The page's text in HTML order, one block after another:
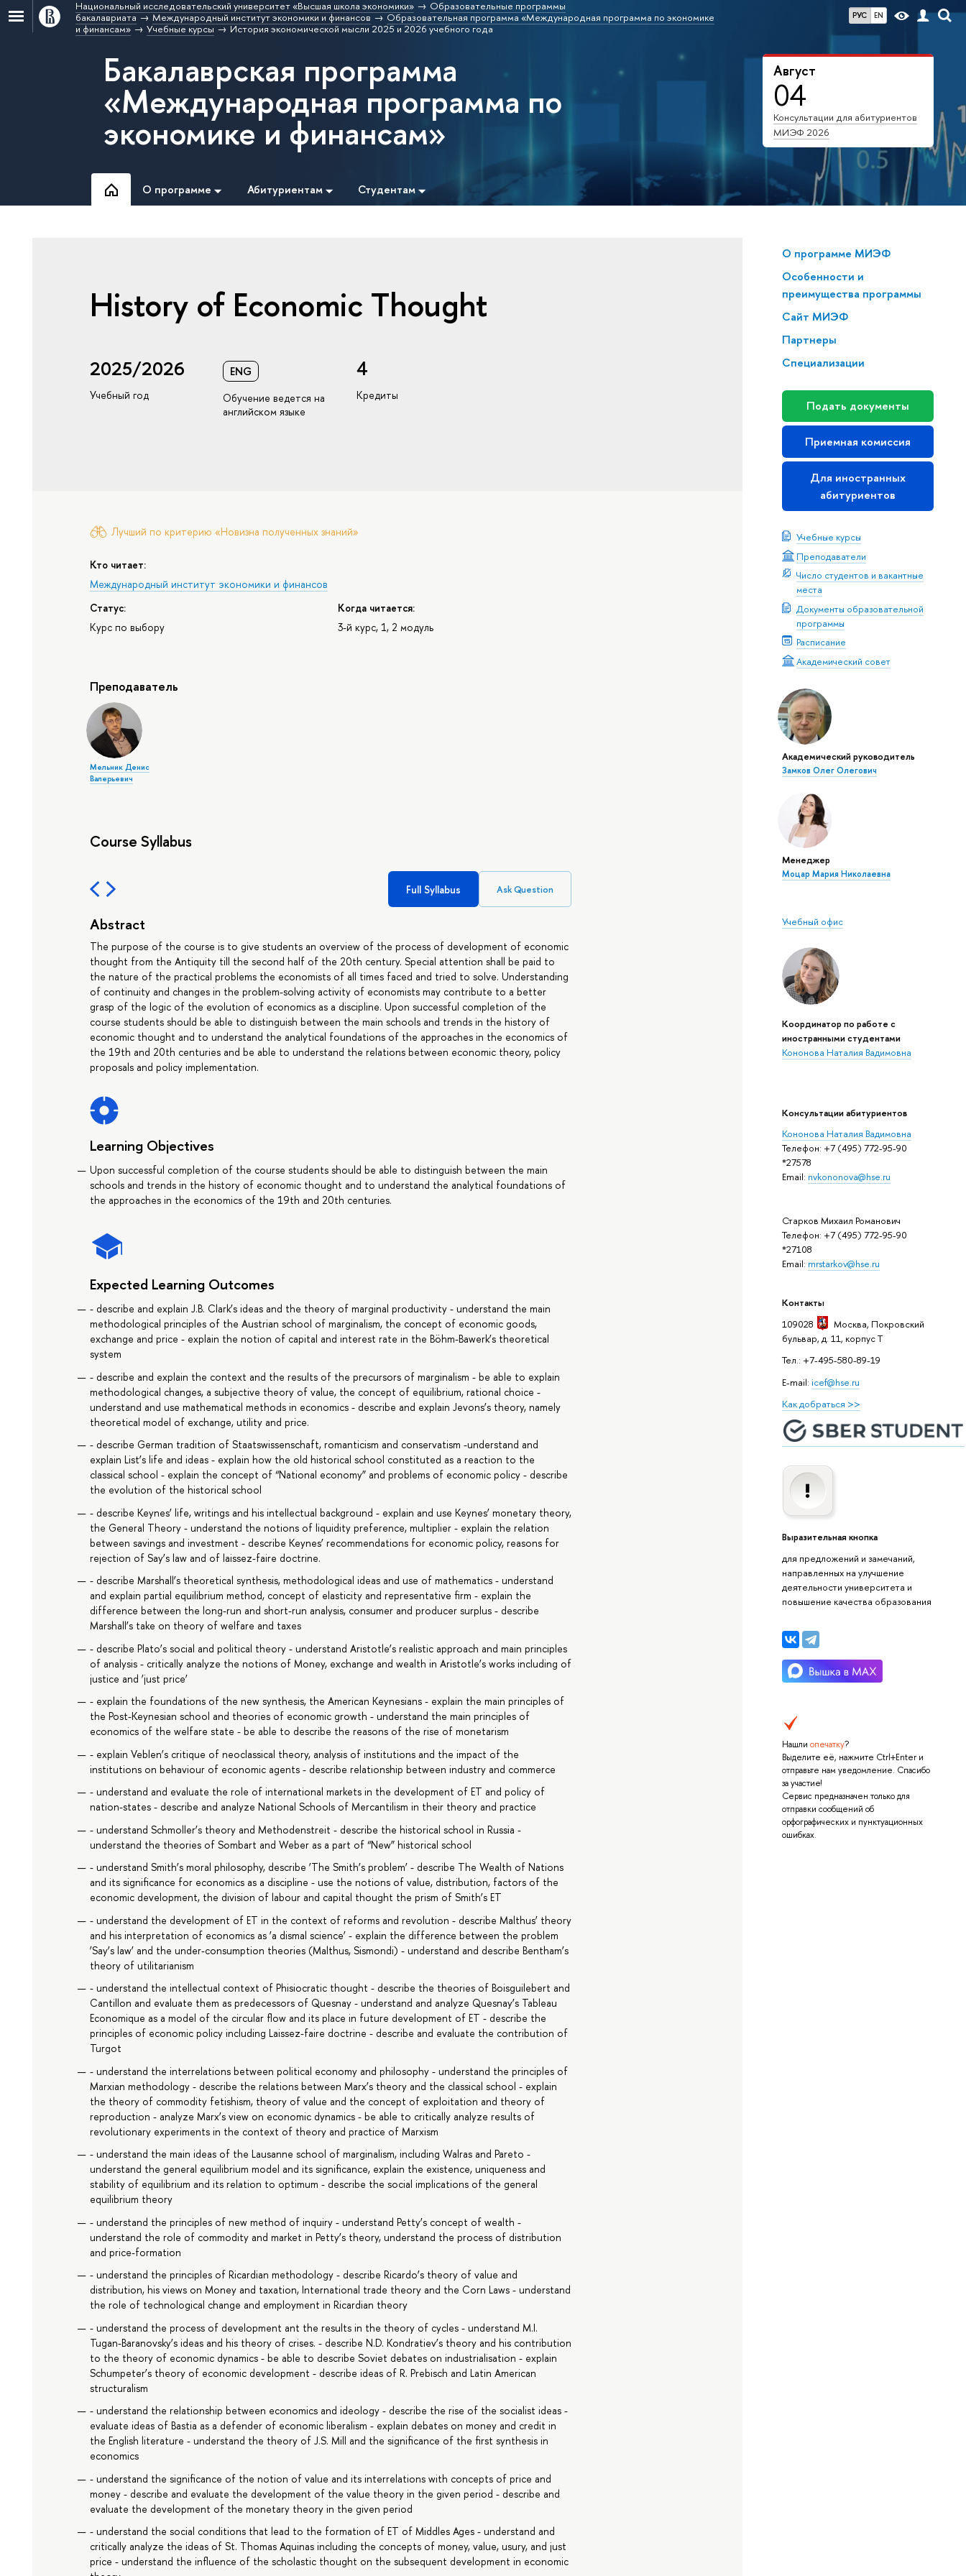
РУС EN
Национальный исследовательский университет «Высшая школа экономики»
Образовательные программы
бакалавриата
Международный институт экономики и финансов
Образовательная программа «Международная программа по экономике
и финансам»
Учебные курсы История экономической мысли 2025 и 2026 учебного года
Август
04
Консультации для абитуриентов
МИЭФ 2026
Бакалаврская программа
«Международная программа по
экономике и финансам»
О программе Абитуриентам Студентам
О программе МИЭФ
Особенности и
преимущества программы
Сайт МИЭФ
Партнеры
Специализации
Подать документы
Приемная комиссия
Для иностранных
абитуриентов
Учебные курсы
Преподаватели
Число студентов и вакантные
места
Документы образовательной
программы
Расписание
Академический совет
Академический руководитель
Замков Олег Олегович
Менеджер
Моцар Мария Николаевна
Учебный офис
Координатор по работе с
иностранными студентами
Кононова Наталия Вадимовна
Консультации абитуриентов
Кононова Наталия Вадимовна
Телефон: +7 (495) 772-95-90
*27578
Email: nvkononova@hse.ru
Старков Михаил Романович
Телефон: +7 (495) 772-95-90
*27108
Email: mrstarkov@hse.ru
Контакты
109028
Москва, Покровский
бульвар, д. 11, корпус T
Тел.: +7-495-580-89-19
E-mail: icef@hse.ru
Как добраться >>
Выразительная кнопка
для предложений и замечаний,
направленных на улучшение
деятельности университета и
повышение качества образования
Нашли опечатку?
Выделите её, нажмите Ctrl+Enter и
отправьте нам уведомление. Спасибо
за участие!
Сервис предназначен только для
отправки сообщений об
орфографических и пунктуационных
ошибках.
History of Economic Thought
2025/2026
Учебный год
ENG
Обучение ведется на
английском языке
4
Кредиты
Лучший по критерию «Новизна полученных знаний»
Кто читает:
Международный институт экономики и финансов
Статус:
Курс по выбору
Когда читается:
3-й курс, 1, 2 модуль
Преподаватель
Мельник Денис
Валерьевич
Course Syllabus
Full Syllabus Ask Question
Abstract
The purpose of the course is to give students an overview of the process of development of economic
thought from the Antiquity till the second half of the 20th century. Special attention shall be paid to
the nature of the practical problems the economists of all times faced and tried to solve. Understanding
of continuity and changes in the problem-solving activity of economists may contribute to a better
grasp of the logic of the evolution of economics as a discipline. Upon successful completion of the
course students should be able to distinguish between the main schools and trends in the history of
economic thought and to understand the analytical foundations of the approaches in the economics of
the 19th and 20th centuries and be able to understand the relations between economic theory, policy
proposals and policy implementation.
Learning Objectives
Upon successful completion of the course students should be able to distinguish between the main
schools and trends in the history of economic thought and to understand the analytical foundations of
the approaches in the economics of the 19th and 20th centuries.
Expected Learning Outcomes
- describe and explain J.B. Clark’s ideas and the theory of marginal productivity - understand the main
methodological principles of the Austrian school of marginalism, the concept of economic goods,
exchange and price - explain the notion of capital and interest rate in the Böhm-Bawerk’s theoretical
system
- describe and explain the context and the results of the precursors of marginalism - be able to explain
methodological changes, a subjective theory of value, the concept of equilibrium, rational choice -
understand and use mathematical methods in economics - describe and explain Jevons’s theory, namely
theoretical model of exchange, utility and price.
- describe German tradition of Staatswissenschaft, romanticism and conservatism -understand and
explain List’s life and ideas - explain how the old historical school constituted as a reaction to the
classical school - explain the concept of “National economy” and problems of economic policy - describe
the evolution of the historical school
- describe Keynes’ life, writings and his intellectual background - explain and use Keynes’ monetary theory,
the General Theory - understand the notions of liquidity preference, multiplier - explain the relation
between savings and investment - describe Keynes’ recommendations for economic policy, reasons for
rejection of Say’s law and of laissez-faire doctrine.
- describe Marshall’s theoretical synthesis, methodological ideas and use of mathematics - understand
and explain partial equilibrium method, concept of elasticity and representative firm - explain the
difference between the long-run and short-run analysis, consumer and producer surplus - describe
Marshall’s take on theory of welfare and taxes
- describe Plato’s social and political theory - understand Aristotle’s realistic approach and main principles
of analysis - critically analyze the notions of Money, exchange and wealth in Aristotle’s works including of
justice and ‘just price’
- explain the foundations of the new synthesis, the American Keynesians - explain the main principles of
the Post-Keynesian school and theories of economic growth - understand the main principles of
economics of the welfare state - be able to describe the reasons of the rise of monetarism
- explain Veblen’s critique of neoclassical theory, analysis of institutions and the impact of the
institutions on behaviour of economic agents - describe relationship between industry and commerce
- understand and evaluate the role of international markets in the development of ET and policy of
nation-states - describe and analyze National Schools of Mercantilism in their theory and practice
- understand Schmoller’s theory and Methodenstreit - describe the historical school in Russia -
understand the theories of Sombart and Weber as a part of “New” historical school
- understand Smith’s moral philosophy, describe ‘The Smith’s problem’ - describe The Wealth of Nations
and its significance for economics as a discipline - use the notions of value, distribution, factors of the
economic development, the division of labour and capital thought the prism of Smith’s ET
- understand the development of ET in the context of reforms and revolution - describe Malthus’ theory
and his interpretation of economics as ‘a dismal science’ - explain the difference between the problem
‘Say’s law’ and the under-consumption theories (Malthus, Sismondi) - understand and describe Bentham’s
theory of utilitarianism
- understand the intellectual context of Phisiocratic thought - describe the theories of Boisguilebert and
Cantillon and evaluate them as predecessors of Quesnay - understand and analyze Quesnay’s Tableau
Economique as a model of the circular flow and its place in future development of ET - describe the
principles of economic policy including Laissez-faire doctrine - describe and evaluate the contribution of
Turgot
- understand the interrelations between political economy and philosophy - understand the principles of
Marxian methodology - describe the relations between Marx’s theory and the classical school - explain
the theory of commodity fetishism, theory of value and the concept of exploitation and theory of
reproduction - analyze Marx’s view on economic dynamics - be able to critically analyze results of
revolutionary experiments in the context of theory and practice of Marxism
- understand the main ideas of the Lausanne school of marginalism, including Walras and Pareto -
understand the general equilibrium model and its significance, explain the existence, uniqueness and
stability of equilibrium and its relation to optimum - describe the social implications of the general
equilibrium theory
- understand the principles of new method of inquiry - understand Petty’s concept of wealth -
understand the role of commodity and market in Petty’s theory, understand the process of distribution
and price-formation
- understand the principles of Ricardian methodology - describe Ricardo’s theory of value and
distribution, his views on Money and taxation, International trade theory and the Corn Laws - understand
the role of technological change and employment in Ricardian theory
- understand the process of development ant the results in the theory of cycles - understand M.I.
Tugan-Baranovsky’s ideas and his theory of crises. - describe N.D. Kondratiev’s theory and his contribution
to the theory of economic dynamics - be able to describe Soviet debates on industrialisation - explain
Schumpeter’s theory of economic development - describe ideas of R. Prebisch and Latin American
structuralism
- understand the relationship between economics and ideology - describe the rise of the socialist ideas -
evaluate ideas of Bastia as a defender of economic liberalism - explain debates on money and credit in
the English literature - understand the theory of J.S. Mill and the significance of the first synthesis in
economics
- understand the significance of the notion of value and its interrelations with concepts of price and
money - describe and evaluate the development of the value theory in the given period - describe and
evaluate the development of the monetary theory in the given period
- understand the social conditions that lead to the formation of ET of Middles Ages - understand and
critically analyze the ideas of St. Thomas Aquinas including the concepts of money, value, usury, and just
price - understand the influence of the scholastic thought on the subsequent development in economic